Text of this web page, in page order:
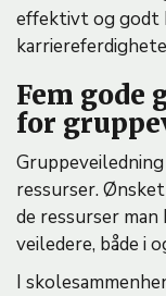
effektivt og godt
Fem gode
for
ressurser.
de ressurser
veiledere, både i
I